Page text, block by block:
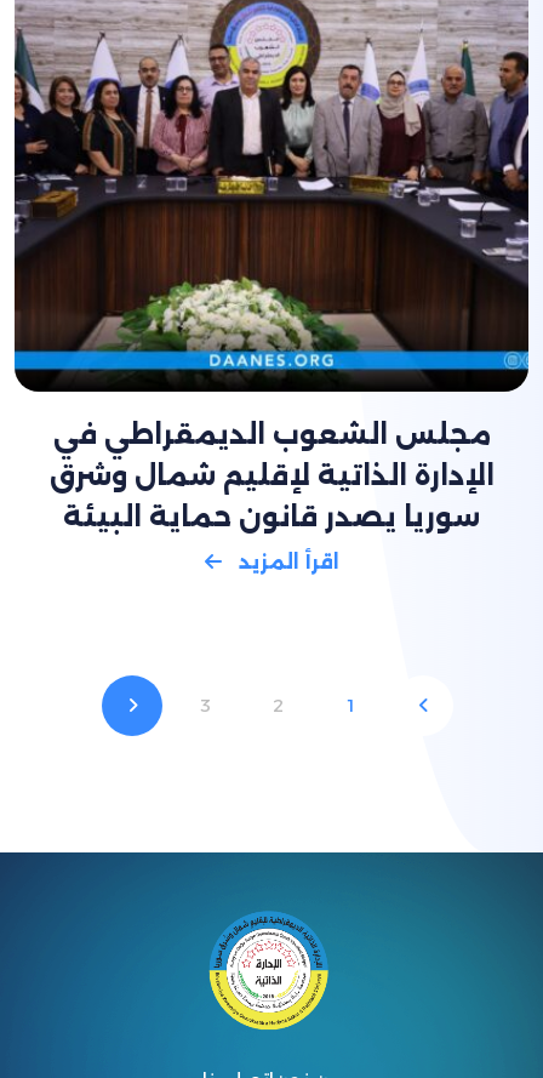
مجلس الشعوب الديمقراطي في
الإدارة الذاتية لإقليم شمال وشرق
سوريا يصدر قانون حماية البيئة
اقرأ المزيد
1
2
3